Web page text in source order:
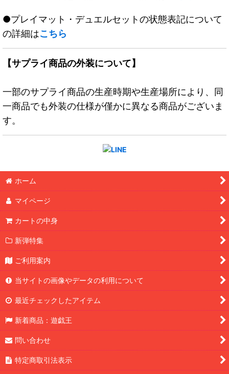
●プレイマット・デュエルセットの状態表記について
の詳細はこちら
【サプライ商品の外装について】
一部のサプライ商品の生産時期や生産場所により、同
一商品でも外装の仕様が僅かに異なる商品がございま
す。
ホーム
マイページ
カートの中身
新弾特集
ご利用案内
当サイトの画像やデータの利用について
最近チェックしたアイテム
新着商品：遊戯王
問い合わせ
特定商取引法表示